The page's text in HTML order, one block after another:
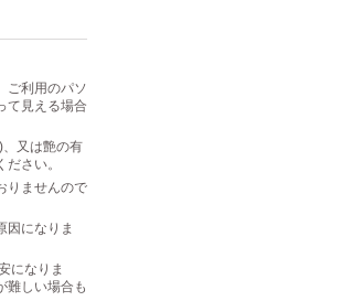
ご利用のパソ
て見える場合
又は艶の有
さい。
りませんので
になりま
になりま
難しい場合も